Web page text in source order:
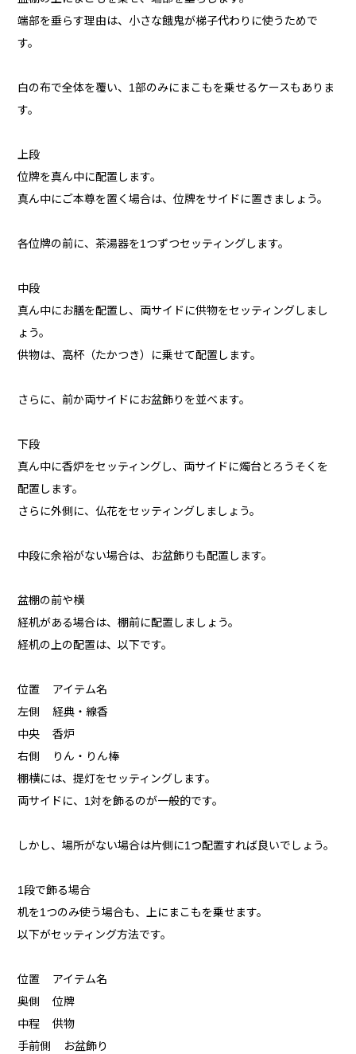
端部を垂らす理由は、小さな餓鬼が梯子代わりに使うためで
す。
白の布で全体を覆い、1部のみにまこもを乗せるケースもありま
す。
上段
位牌を真ん中に配置します。
真ん中にご本尊を置く場合は、位牌をサイドに置きましょう。
各位牌の前に、茶湯器を1つずつセッティングします。
中段
真ん中にお膳を配置し、両サイドに供物をセッティングしまし
ょう。
供物は、高杯（たかつき）に乗せて配置します。
さらに、前か両サイドにお盆飾りを並べます。
下段
真ん中に香炉をセッティングし、両サイドに燭台とろうそくを
配置します。
さらに外側に、仏花をセッティングしましょう。
中段に余裕がない場合は、お盆飾りも配置します。
盆棚の前や横
経机がある場合は、棚前に配置しましょう。
経机の上の配置は、以下です。
位置 アイテム名
左側 経典・線香
中央 香炉
右側 りん・りん棒
棚横には、提灯をセッティングします。
両サイドに、1対を飾るのが一般的です。
しかし、場所がない場合は片側に1つ配置すれば良いでしょう。
1段で飾る場合
机を1つのみ使う場合も、上にまこもを乗せます。
以下がセッティング方法です。
位置 アイテム名
奥側 位牌
中程 供物
手前側 お盆飾り